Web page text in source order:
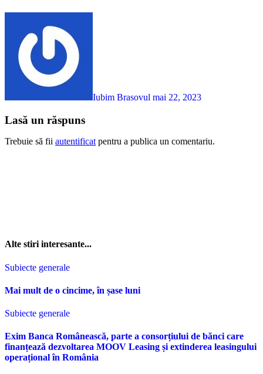
Iubim Brasovul mai 22, 2023
Lasă un răspuns
Trebuie să fii autentificat pentru a publica un comentariu.
Alte stiri interesante...
Subiecte generale
Mai mult de o cincime, în șase luni
Subiecte generale
Exim Banca Românească, parte a consorțiului de bănci care
finanțează dezvoltarea MOOV Leasing și extinderea leasingului
operațional în România